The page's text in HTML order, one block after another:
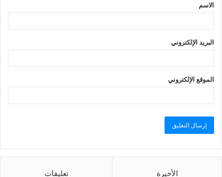
الاسم
البريد الإلكتروني
الموقع الإلكتروني
الأخيرة تعليقات